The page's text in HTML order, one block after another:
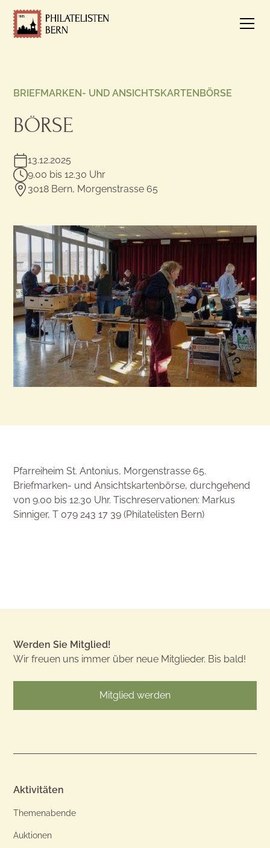
BRIEFMARKEN- UND ANSICHTSKARTENBÖRSE
BÖRSE
13.12.2025
9.00 bis 12.30 Uhr
3018 Bern, Morgenstrasse 65
Pfarreiheim St. Antonius, Morgenstrasse 65.
Briefmarken- und Ansichtskartenbörse, durchgehend
von 9.00 bis 12.30 Uhr. Tischreservationen: Markus
Sinniger, T 079 243 17 39 (Philatelisten Bern)
Werden Sie Mitglied!
Wir freuen uns immer über neue Mitglieder. Bis bald!
Mitglied werden
Aktivitäten
Themenabende
Auktionen